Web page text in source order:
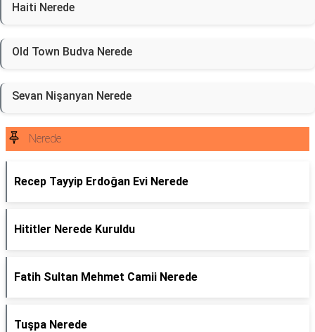
Haiti Nerede
Old Town Budva Nerede
Sevan Nişanyan Nerede
Nerede
Recep Tayyip Erdoğan Evi Nerede
Hititler Nerede Kuruldu
Fatih Sultan Mehmet Camii Nerede
Tuşpa Nerede